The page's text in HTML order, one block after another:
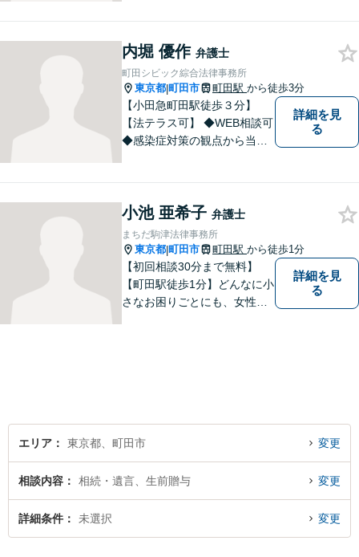
す。まずはお気軽ご相談くだ
さい。
内堀 優作 弁護士
町田シビック綜合法律事務所
東京都|町田市 町田駅 から徒歩3分
【小田急町田駅徒歩３分】
【法テラス可】 ◆WEB相談可
◆感染症対策の観点から当面
詳細を見
る
小池 亜希子 弁護士
まちだ駒津法律事務所
東京都|町田市 町田駅 から徒歩1分
【初回相談30分まで無料】
【町田駅徒歩1分】どんなに小
さなお困りごとにも、女性弁
詳細を見
る
エリア 東京都、町田市 変更
相談内容 相続・遺言、生前贈与 変更
詳細条件 未選択 変更